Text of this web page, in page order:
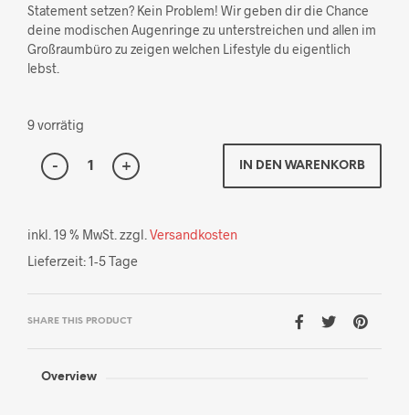
Statement setzen? Kein Problem! Wir geben dir die Chance
deine modischen Augenringe zu unterstreichen und allen im
Großraumbüro zu zeigen welchen Lifestyle du eigentlich
lebst.
9 vorrätig
IN DEN WARENKORB
inkl. 19 % MwSt. zzgl. Versandkosten
Lieferzeit:1-5 Tage
SHARE THIS PRODUCT
Overview